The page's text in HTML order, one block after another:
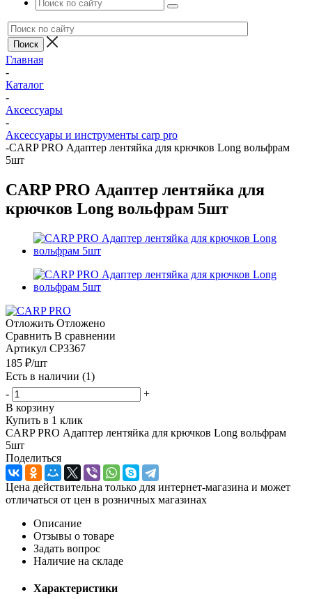
Главная
-
Каталог
-
Аксессуары
-
Аксессуары и инструменты carp pro
-CARP PRO Адаптер лентяйка для крючков Long вольфрам
5шт
CARP PRO Адаптер лентяйка для
крючков Long вольфрам 5шт
Отложить Отложено
Сравнить В сравнении
Артикул CP3367
185 ₽/шт
Есть в наличии (1)
-
+
В корзину
Купить в 1 клик
CARP PRO Адаптер лентяйка для крючков Long вольфрам
5шт
Поделиться
Цена действительна только для интернет-магазина и может
отличаться от цен в розничных магазинах
Описание
Отзывы о товаре
Задать вопрос
Наличие на складе
Характеристики